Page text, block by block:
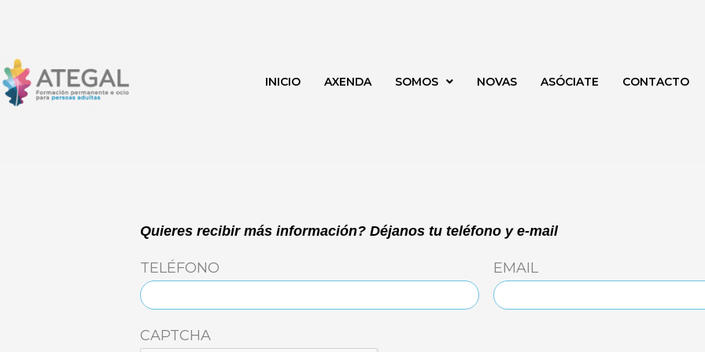
contenido
INICIO AXENDA SOMOS NOVAS ASÓCIATE CONTACTO
Quieres recibir más información? Déjanos tu teléfono y e-mail
TELÉFONO EMAIL
CAPTCHA